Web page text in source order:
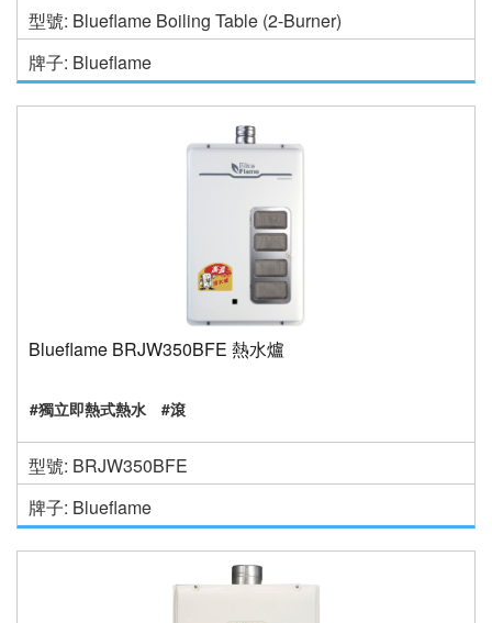
型號: Blueflame Boiling Table (2-Burner)
牌子: Blueflame
Blueflame BRJW350BFE 熱水爐
#獨立即熱式熱水 #滾
型號: BRJW350BFE
牌子: Blueflame